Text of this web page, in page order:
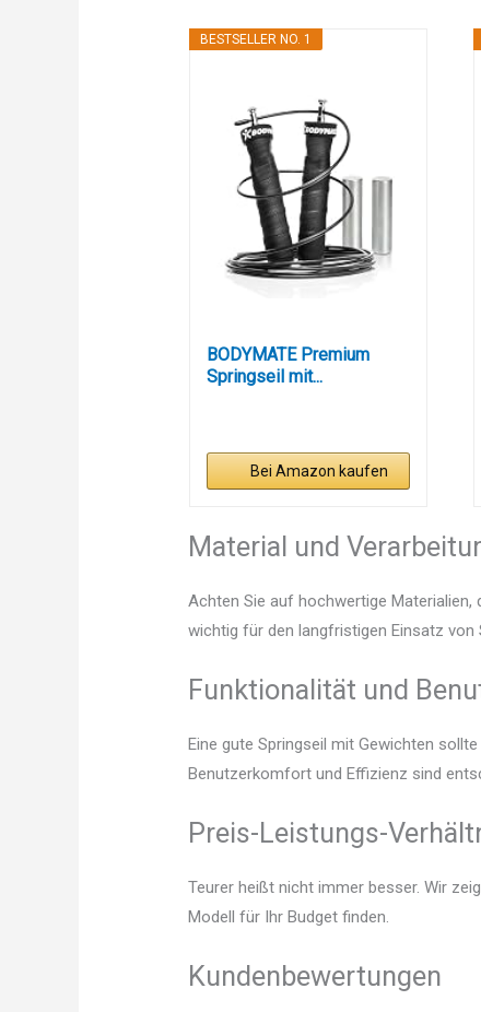
BESTSELLER NO. 1
BODYMATE Premium
Springseil mit...
Bei Amazon kaufen
Material und
Achten Sie auf hochwertige Materialien,
wichtig für den langfristigen Einsatz von
Funktionalität und
Eine gute Springseil mit Gewichten
Benutzerkomfort und Effizienz sind
Preis-Leistungs-
Teurer heißt nicht immer besser. Wir
Modell für Ihr Budget finden.
Kundenbewertungen